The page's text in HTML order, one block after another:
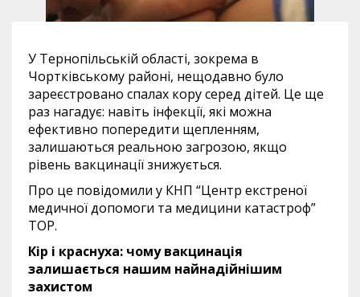
У Тернопільській області, зокрема в
Чортківському районі, нещодавно було
зареєстровано спалах кору серед дітей. Це ще
раз нагадує: навіть інфекції, які можна
ефективно попередити щепленням,
залишаються реальною загрозою, якщо
рівень вакцинації знижується.
Про це повідомили у КНП “Центр екстреної
медичної допомоги та медицини катастроф”
ТОР.
Кір і краснуха: чому вакцинація
залишається нашим найнадійнішим
захистом